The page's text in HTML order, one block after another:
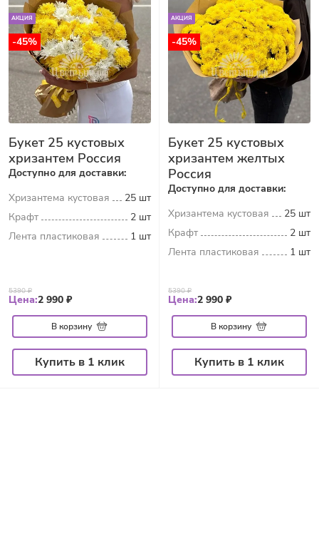
-45%
АКЦИЯ
Букет 25 кустовых
хризантем Россия
Доступно для доставки:
Хризантема кустовая
25 шт
Крафт
2 шт
Лента пластиковая
1 шт
5390 ₽
Цена:2 990 ₽
В корзину
Купить в 1 клик
-45%
АКЦИЯ
Букет 25 кустовых
хризантем желтых
Россия
Доступно для доставки:
Хризантема кустовая
25 шт
Крафт
2 шт
Лента пластиковая
1 шт
5390 ₽
Цена:2 990 ₽
В корзину
Купить в 1 клик